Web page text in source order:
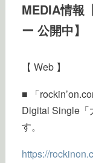
MEDIA情報
ー 公開中】
【 Web 】
■ 「
Digital Single「
す。
https://